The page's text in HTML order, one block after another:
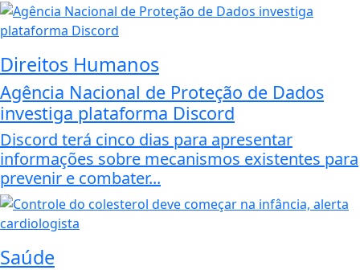
Direitos Humanos
Agência Nacional de Proteção de Dados
investiga plataforma Discord
Discord terá cinco dias para apresentar
informações sobre mecanismos existentes para
prevenir e combater...
Saúde